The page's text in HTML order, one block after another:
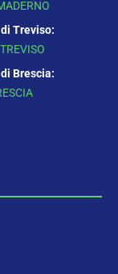
Treviso:
Brescia: